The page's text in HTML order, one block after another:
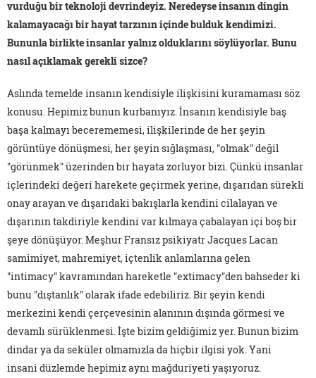
vurduğu bir teknoloji devrindeyiz. Neredeyse insanın dingin
kalamayacağı bir hayat tarzının içinde bulduk kendimizi.
Bununla birlikte insanlar yalnız olduklarını söylüyorlar. Bunu
nasıl açıklamak gerekli sizce?
Aslında temelde insanın kendisiyle ilişkisini kuramaması söz
konusu. Hepimiz bunun kurbanıyız. İnsanın kendisiyle baş
başa kalmayı becerememesi, ilişkilerinde de her şeyin
görüntüye dönüşmesi, her şeyin sığlaşması, "olmak" değil
"görünmek" üzerinden bir hayata zorluyor bizi. Çünkü insanlar
içlerindeki değeri harekete geçirmek yerine, dışarıdan sürekli
onay arayan ve dışarıdaki bakışlarla kendini cilalayan ve
dışarının takdiriyle kendini var kılmaya çabalayan içi boş bir
şeye dönüşüyor. Meşhur Fransız psikiyatr Jacques Lacan
samimiyet, mahremiyet, içtenlik anlamlarına gelen
"intimacy" kavramından hareketle "extimacy"den bahseder ki
bunu "dıştanlık" olarak ifade edebiliriz. Bir şeyin kendi
merkezini kendi çerçevesinin alanının dışında görmesi ve
devamlı sürüklenmesi. İşte bizim geldiğimiz yer. Bunun bizim
dindar ya da seküler olmamızla da hiçbir ilgisi yok. Yani
insani düzlemde hepimiz aynı mağduriyeti yaşıyoruz.